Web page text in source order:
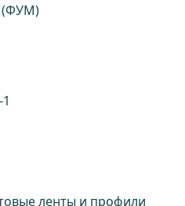
(ФУМ)
ленты и профили